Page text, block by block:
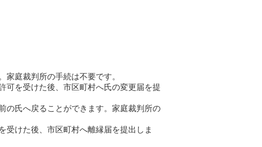
庭裁判所の手続は不要です。
を受けた後、市区町村へ氏の変更届を提
氏へ戻ることができます。家庭裁判所の
けた後、市区町村へ離縁届を提出しま